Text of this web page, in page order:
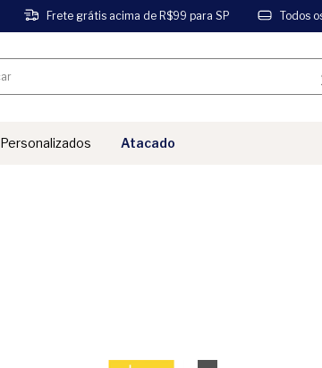
Frete grátis acima de R$99 para SP Todos
Personalizados Atacado